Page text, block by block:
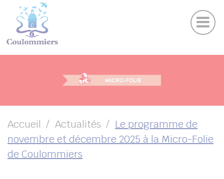
( AU QUOTIDIEN )
( FAMILLE )
( ENVIRONNEMENT ET URBANISME )
( ÉCONOMIE ET EMPLOI )
ActuPublications
Suivez-nous sur Facebook
Suivez-nous sur Instagram
Suivez-nous sur Twitter
Suivez-nous sur Youtube
Accueil Actualités
Le programme de
novembre et décembre 2025 à la Micro-Folie
de Coulommiers
Panneau de gestion des cookies